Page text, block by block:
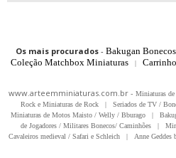
Os mais procurados- Bakugan Bonecos
Coleção Matchbox Miniaturas
|
www.arteemminiaturas.com.br - Miniaturas de
Rock e Miniaturas de Rock
| Seriados de TV /
Miniaturas de Motos Maisto / Welly / Bburago
|
de Jogadores / Militares Bonecos/ Caminhões
|
Cavaleiros medieval / Safari e Schleich
| Anne Geddes